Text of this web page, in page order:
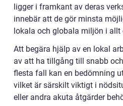
ligger i framkant av deras
innebär att de gör minsta
lokala och globala miljön i allt
Att begära hjälp av en lokal
av att ha tillgång till snabb
flesta fall kan en bedömning
vilket är särskilt viktigt i
eller andra akuta åtgärder